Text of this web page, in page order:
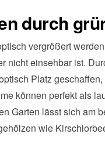
durch
vergrößert
nicht einsehbar ist.
Platz
können perfekt als
Garten lässt sich am
wie